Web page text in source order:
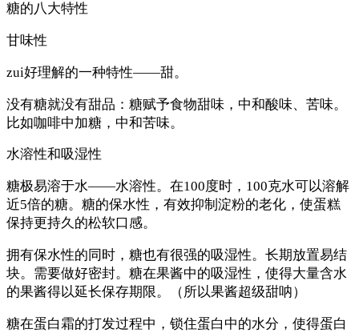
糖的八大特性
甘味性
zui好理解的一种特性——甜。
没有糖就没有甜品：糖赋予食物甜味，中和酸味、苦味。
比如咖啡中加糖，中和苦味。
水溶性和吸湿性
糖极易溶于水——水溶性。在100度时，100克水可以溶解
近5倍的糖。糖的保水性，有效抑制淀粉的老化，使蛋糕
保持更持久的松软口感。
拥有保水性的同时，糖也有很强的吸湿性。长期放置易结
块。需要做好密封。糖在果酱中的吸湿性，使得大量含水
的果酱得以延长保存期限。（所以果酱超级甜呐）
糖在蛋白霜的打发过程中，锁住蛋白中的水分，使得蛋白